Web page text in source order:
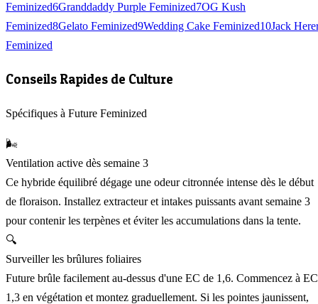
Feminized6Granddaddy Purple Feminized7OG Kush
Feminized8Gelato Feminized9Wedding Cake Feminized10Jack
Feminized
Conseils Rapides de Culture
Spécifiques à Future Feminized
🌬️
Ventilation active dès semaine 3
Ce hybride équilibré dégage une odeur citronnée intense dès le début
de floraison. Installez extracteur et intakes puissants avant semaine 3
pour contenir les terpènes et éviter les accumulations dans la tente.
🔍
Surveiller les brûlures foliaires
Future brûle facilement au-dessus d'une EC de 1,6. Commencez à EC
1,3 en végétation et montez graduellement. Si les pointes jaunissent,